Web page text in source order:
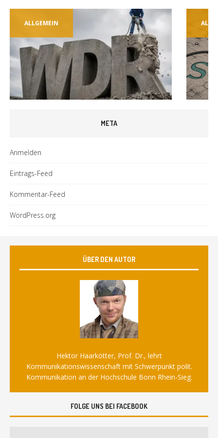
ALLGEMEIN
META
Anmelden
Eintrags-Feed
Kommentar-Feed
WordPress.org
ÜBER DEN AUTOR
Hektor Haarkötter, Prof. Dr., lehrt
Kommunikationswissenschaft mit Schwerpunkt polit.
Kommunikation an der Hochschule Bonn Rhein-Sieg.
FOLGE UNS BEI FACEBOOK